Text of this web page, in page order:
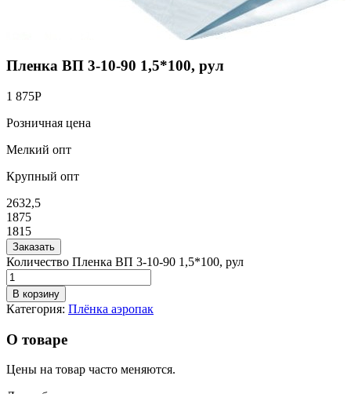
Пленка ВП 3-10-90 1,5*100, рул
1 875Р
Розничная цена
Мелкий опт
Крупный опт
2632,5
1875
1815
Заказать
Количество Пленка ВП 3-10-90 1,5*100, рул
В корзину
Категория: Плёнка аэропак
О товаре
Цены на товар часто меняются.